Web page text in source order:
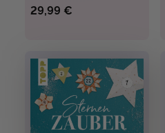
29,99 €